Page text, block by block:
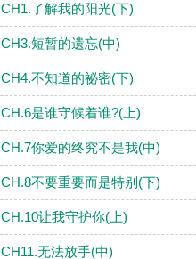
CH1.了解我的阳光(下)
CH3.短暂的遗忘(中)
CH4.不知道的祕密(下)
CH.6是谁守候着谁?(上)
CH.7你爱的终究不是我(中)
CH.8不要重要而是特别(下)
CH.10让我守护你(上)
CH11.无法放手(中)